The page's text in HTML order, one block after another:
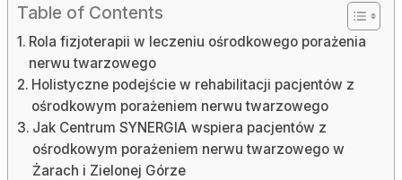
Table of Contents
Rola fizjoterapii w leczeniu ośrodkowego porażenia
nerwu twarzowego
Holistyczne podejście w rehabilitacji pacjentów z
ośrodkowym porażeniem nerwu twarzowego
Jak Centrum SYNERGIA wspiera pacjentów z
ośrodkowym porażeniem nerwu twarzowego w
Żarach i Zielonej Górze